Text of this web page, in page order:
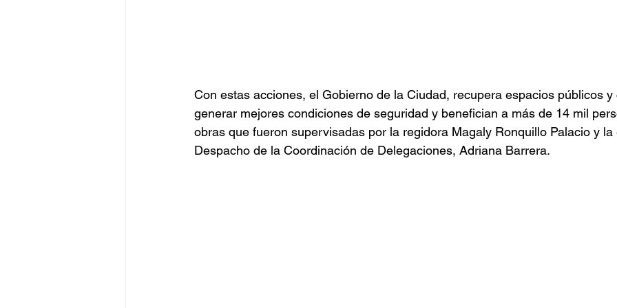
Con estas acciones, el Gobierno de la Ciudad, recupera espacios públicos
generar mejores condiciones de seguridad y benefician a más de 14 mil
obras que fueron supervisadas por la regidora Magaly Ronquillo Palacio y
Despacho de la Coordinación de Delegaciones, Adriana Barrera.